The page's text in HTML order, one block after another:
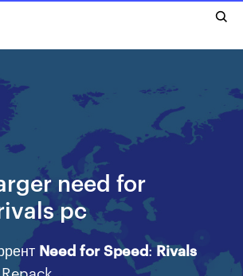
need for
pc
Need for Speed:Rivals